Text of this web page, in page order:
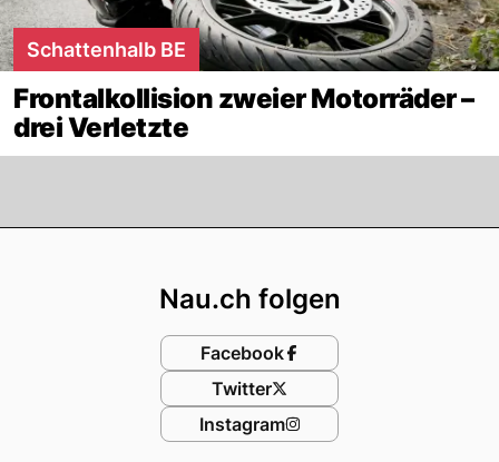
Schattenhalb BE
Frontalkollision zweier Motorräder –
drei Verletzte
Nau.ch folgen
Facebook
Twitter
Instagram